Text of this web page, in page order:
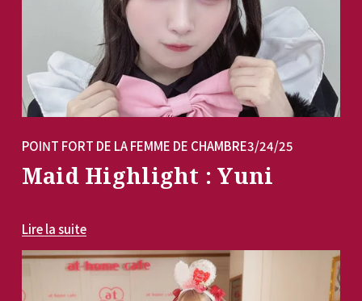
POINT FORT DE LA FEMME DE CHAMBRE3/24/25
Maid Highlight : Yuni
Lire la suite